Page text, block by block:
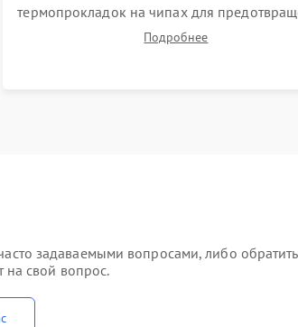
термопрокладок на чипах для
перегрева. Аккуратная укладка кабелей,
Подробнее
задаваемыми вопросами, либо
на свой вопрос.